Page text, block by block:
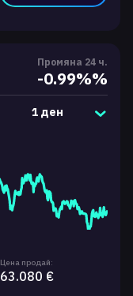
Промяна 24 ч.
-0.99%%
1 ден
Цена продай:
63.080 €